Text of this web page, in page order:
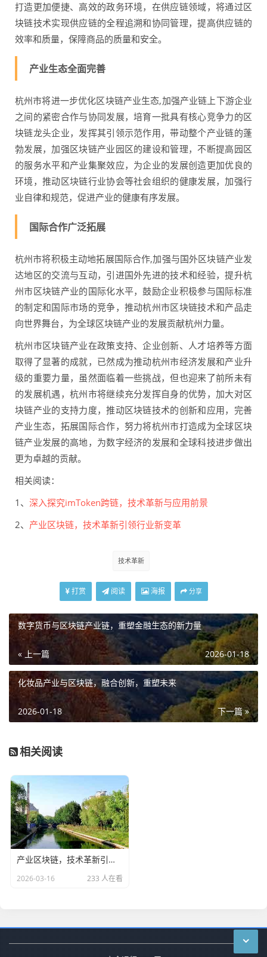
打造更加便捷、高效的政务环境，在供应链领域，将通过区
块链技术实现供应链的全程追溯和协同管理，提高供应链的
效率和质量，保障商品的质量和安全。
产业生态全面完善
杭州市将进一步优化区块链产业生态,加强产业链上下游企业
之间的紧密合作与协同发展，培育一批具有核心竞争力的区
块链龙头企业，发挥其引领示范作用，带动整个产业链的蓬
勃发展，加强区块链产业园区的建设和管理，不断提高园区
的服务水平和产业集聚效应，为企业的发展创造更加优良的
环境，推动区块链行业协会等社会组织的健康发展，加强行
业自律和规范，促进产业的健康有序发展。
国际合作广泛拓展
杭州市将积极主动地拓展国际合作,加强与国外区块链产业发
达地区的交流与互动，引进国外先进的技术和经验，提升杭
州市区块链产业的国际化水平，鼓励企业积极参与国际标准
的制定和国际市场的竞争，推动杭州市区块链技术和产品走
向世界舞台，为全球区块链产业的发展贡献杭州力量。
杭州市区块链产业在政策支持、企业创新、人才培养等方面
取得了显著的成就，已然成为推动杭州市经济发展和产业升
级的重要力量，虽然面临着一些挑战，但也迎来了前所未有
的发展机遇，杭州市将继续充分发挥自身的优势，加大对区
块链产业的支持力度，推动区块链技术的创新和应用，完善
产业生态，拓展国际合作，努力将杭州市打造成为全球区块
链产业发展的高地，为数字经济的发展和全球科技进步做出
更为卓越的贡献。
相关阅读：
1、 深入探究imToken跨链，技术革新与应用前景
2、 产业区块链，技术革新引领行业新变革
技术革新
打赏 阅读 海报 分享
数字货币与区块链产业链，重塑金融生态的新力量
« 上一篇 2026-01-18
化妆品产业与区块链，融合创新，重塑未来
下一篇 »
2026-01-18
相关阅读
产业区块链，技术革新引领行业新变革
2026-03-16 233 人在看